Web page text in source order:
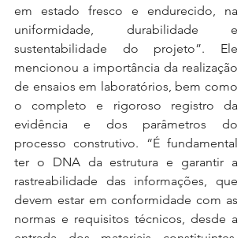
em estado fresco e endurecido, na
uniformidade, durabilidade e
sustentabilidade do projeto”. Ele
mencionou a importância da realização
de ensaios em laboratórios, bem como
o completo e rigoroso registro da
evidência e dos parâmetros do
processo construtivo. “É fundamental
ter o DNA da estrutura e garantir a
rastreabilidade das informações, que
devem estar em conformidade com as
normas e requisitos técnicos, desde a